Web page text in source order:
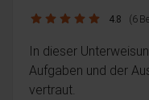
4.8 / 5 4.8 (6
In dieser
Aufgaben und der
vertraut.